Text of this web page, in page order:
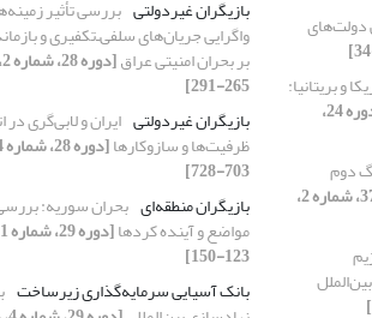
دولت‌های
و بریتانیا:
[دوره 24،
دوم
[دوره 37، شماره 2،
بازیگران غیردولتی بررسی تأثیر
واگرایی جریان‌های سلفی‌ـ‌تکفیری و
بر بحران امنیتی عراق
265-291]
بازیگران غیردولتی ایران و لابی‌گری در
ظرفیت‌ها و سازوکارها
703-728]
بازیگران منطقه‌ای بحران سوریه:
مواضع و آینده کردها
123-150]
بانک آسیایی سرمایه‌گذاری زیرساخت